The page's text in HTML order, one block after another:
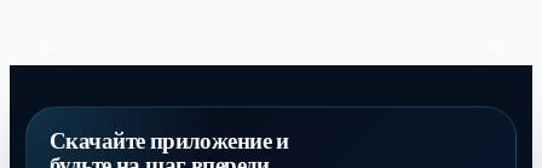
Скачайте приложение и